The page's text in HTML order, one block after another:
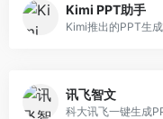
Kimi PPT助手
讯飞智文